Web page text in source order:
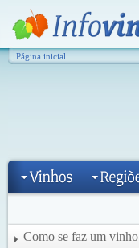
Página inicial
Como se faz um vinho